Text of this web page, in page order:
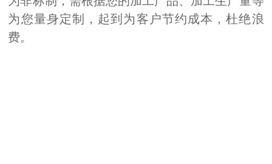
为您量身定制，起到为客户节约成本，杜绝浪
费。